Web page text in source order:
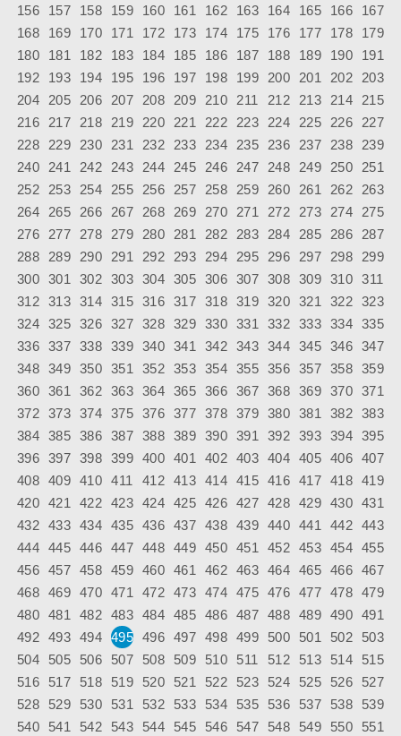
156 157 158 159 160 161 162 163 164 165 166
167
168
169 170 171 172 173 174 175 176 177 178
179
180
181 182 183 184 185 186 187 188 189 190
191
192
193 194 195 196 197 198 199 200 201 202 203
204 205 206 207 208 209 210 211 212 213 214 215
216 217 218 219 220 221 222 223 224 225 226 227
228 229 230 231 232 233 234 235 236 237 238 239
240 241 242 243 244 245 246 247 248 249 250 251
252 253 254 255 256 257 258 259 260 261 262 263
264 265 266 267 268 269 270 271 272 273 274 275
276 277 278 279 280 281 282 283 284 285 286 287
288 289 290 291 292 293 294 295 296 297 298 299
300 301 302 303 304 305 306 307 308 309 310
311
312 313 314 315 316 317 318 319 320 321 322 323
324 325 326 327 328 329 330 331 332 333 334 335
336 337 338 339 340 341 342 343 344 345 346 347
348 349 350 351 352 353 354 355 356 357 358 359
360 361 362 363 364 365 366 367 368 369 370 371
372 373 374 375 376 377 378 379 380 381 382 383
384 385 386 387 388 389 390 391 392 393 394 395
396 397 398 399 400 401 402 403 404 405 406 407
408 409 410 411 412 413 414 415 416 417 418 419
420 421 422 423 424 425 426 427 428 429 430 431
432 433 434 435 436 437 438 439 440 441 442 443
444 445 446 447 448 449 450 451 452 453 454 455
456 457 458 459 460 461 462 463 464 465 466 467
468 469 470 471 472 473 474 475 476 477 478 479
480 481 482 483 484 485 486 487 488 489 490 491
492 493 494 495 496 497 498 499 500 501 502
503
504
505 506 507 508 509 510 511 512 513 514
515
516
517 518 519 520 521 522 523 524 525 526
527
528
529 530 531 532 533 534 535 536 537 538
539
540
541 542 543 544 545 546 547 548 549 550
551